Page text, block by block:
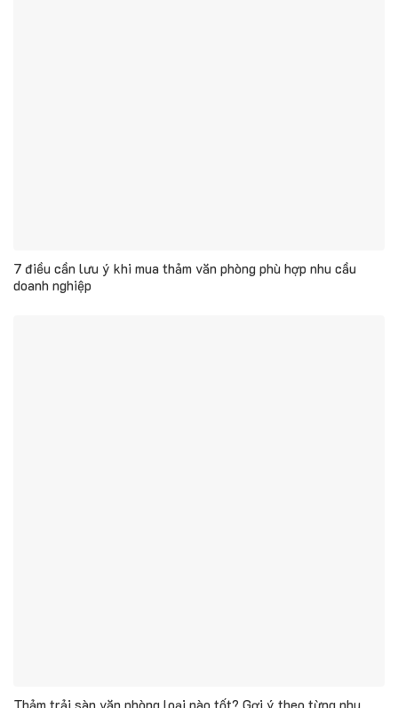
7 điều cần lưu ý khi mua thảm văn phòng phù hợp nhu cầu
doanh nghiệp
Thảm trải sàn văn phòng loại nào tốt? Gợi ý theo từng nhu